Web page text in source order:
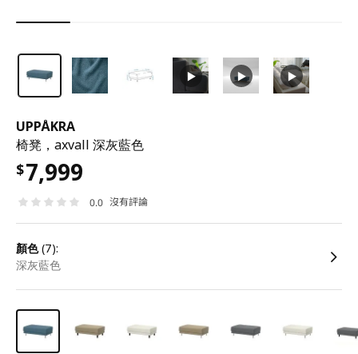
UPPÅKRA
椅凳，axvall 深灰藍色
$7,999
0.0 沒有評論
顏色(7):
深灰藍色